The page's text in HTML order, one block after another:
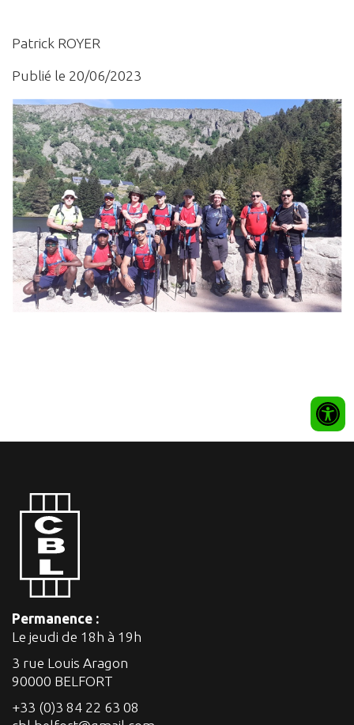
Patrick ROYER
Publié le 20/06/2023
Permanence :
Le jeudi de 18h à 19h
3 rue Louis Aragon
90000 BELFORT
+33 (0)3 84 22 63 08